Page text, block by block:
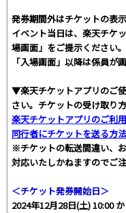
発券期間外はチケットの表
イベント当日は、楽天チケ
場画面」をご提示ください。
「入場画面」以降は係員が
▼楽天チケットアプリのご
さい。チケットの受け取り
楽天チケットアプリのご利
同行者にチケットを送る方法
※チケットの転送間違い、
対応いたしかねますのでご
＜チケット発券開始日＞
2024年12月28日(土) 10:00